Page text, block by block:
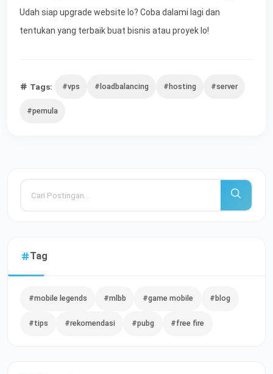
Udah siap upgrade website lo? Coba dalami lagi dan
tentukan yang terbaik buat bisnis atau proyek lo!
Tags: #vps #loadbalancing #hosting #server
#pemula
Tag
#mobile legends #mlbb #game mobile #blog
#tips #rekomendasi #pubg #free fire